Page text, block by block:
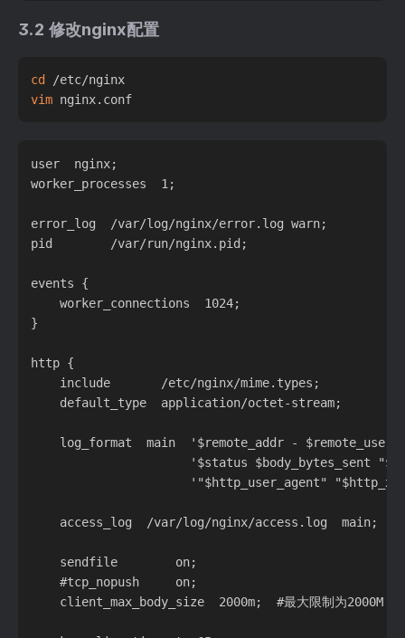
3.2 修改nginx配置
cd
vim
user  nginx;
worker_processes  1;
error_log  /var/log/nginx/error.log warn;
pid        /var/run/nginx.pid;
events {
	worker_connections  1024;
}
http {
	#tcp_nopush     on;